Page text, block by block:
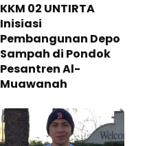
KKM 02 UNTIRTA
Inisiasi
Pembangunan Depo
Sampah di Pondok
Pesantren Al-
Muawanah